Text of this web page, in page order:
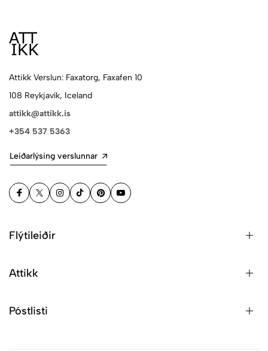
Attikk Verslun: Faxatorg, Faxafen 10
108 Reykjavík, Iceland
attikk@attikk.is
+354 537 5363
Leiðarlýsing verslunnar
Flýtileiðir
Attikk
Póstlisti